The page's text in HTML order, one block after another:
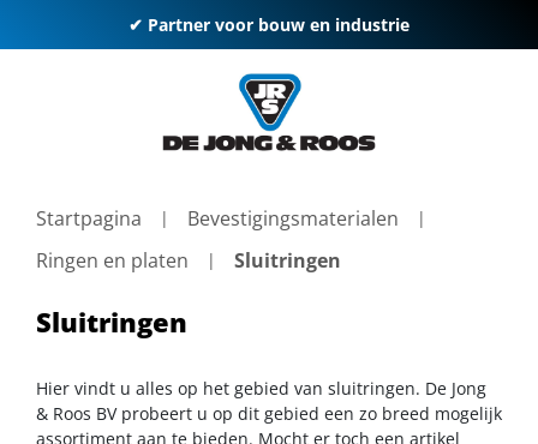
✔ Partner voor bouw en industrie
Startpagina
Bevestigingsmaterialen
Ringen en platen
Sluitringen
Sluitringen
Hier vindt u alles op het gebied van sluitringen. De Jong
& Roos BV probeert u op dit gebied een zo breed mogelijk
assortiment aan te bieden. Mocht er toch een artikel